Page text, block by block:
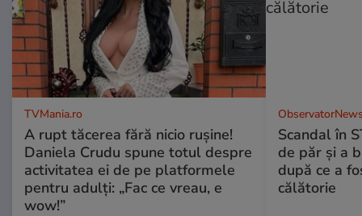
TVMania.ro
A rupt tăcerea fără nicio rușine!
Daniela Crudu spune totul despre
activitatea ei de pe platformele
pentru adulți: „Fac ce vreau, e
wow!”
Scandal în
de păr şi a
după ce a
călătorie